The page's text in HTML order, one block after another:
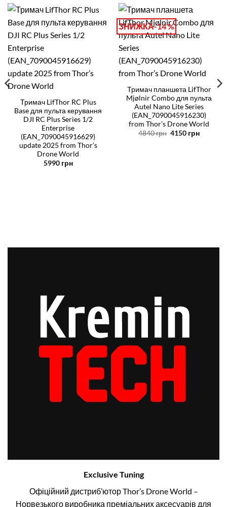
Тримач LifThor RC Plus
Base для пульта керування
DJI RC Plus Series 1/2
Enterprise
(EAN_7090045916629)
update 2025 from Thor’s
Drone World
5990 грн
ЗНИЖКА-14 %
Тримач планшета LifThor
Mjølnir Combo для пульта
Autel Nano Lite Series
(EAN_7090045916230)
from Thor’s Drone World
4840грн Оригінальна
4150 грнПоточна
Exclusive Tuning
Офіційний дистриб’ютор Thor’s Drone World –
Норвезького виробника преміальних аксесуарів для